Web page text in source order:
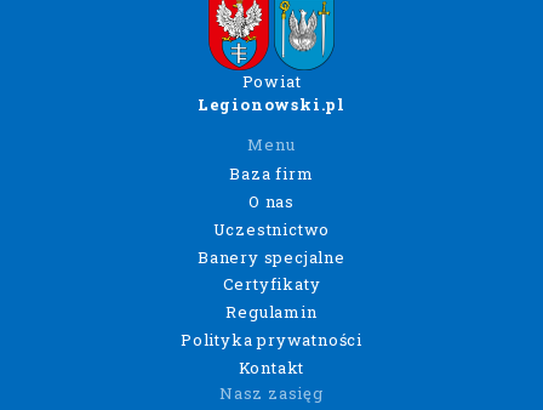
Powiat
Legionowski.pl
Menu
Baza firm
O nas
Uczestnictwo
Banery specjalne
Certyfikaty
Regulamin
Polityka prywatności
Kontakt
Nasz zasięg